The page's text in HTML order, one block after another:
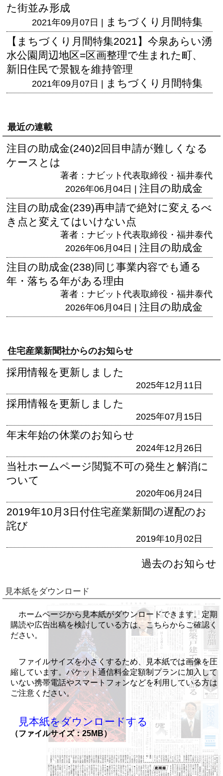
た街並み形成
2021年09月07日 | まちづくり月間特集
【まちづくり月間特集2021】今泉あらい湧
水公園周辺地区=区画整理で生まれた町、
新旧住民で景観を維持管理
2021年09月07日 | まちづくり月間特集
最近の連載
注目の助成金(240)2回目申請が難しくなる
ケースとは
著者：ナビット代表取締役・福井泰代
2026年06月04日 | 注目の助成金
注目の助成金(239)再申請で絶対に変えるべ
き点と変えてはいけない点
著者：ナビット代表取締役・福井泰代
2026年06月04日 | 注目の助成金
注目の助成金(238)同じ事業内容でも通る
年・落ちる年がある理由
著者：ナビット代表取締役・福井泰代
2026年06月04日 | 注目の助成金
住宅産業新聞社からのお知らせ
採用情報を更新しました
2025年12月11日
採用情報を更新しました
2025年07月15日
年末年始の休業のお知らせ
2024年12月26日
当社ホームページ閲覧不可の発生と解消に
ついて
2020年06月24日
2019年10月3日付住宅産業新聞の遅配のお
詫び
2019年10月02日
過去のお知らせ
見本紙をダウンロード
ホームページから見本紙がダウンロードできます。定期
購読や広告出稿を検討している方は、こちらからご確認く
ださい。
ファイルサイズを小さくするため、見本紙では画像を圧
縮しています。パケット通信料金定額制プランに加入して
いない携帯電話やスマートフォンなどを利用している方は
ご注意ください。
見本紙をダウンロードする
（ファイルサイズ：25MB）